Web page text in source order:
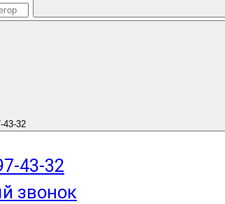
43-32
43-32
звонок